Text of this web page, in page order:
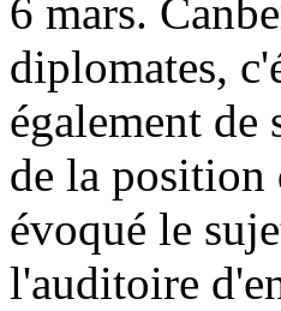
6 mars.
diplomates,
également
de la position
évoqué le
l'auditoire